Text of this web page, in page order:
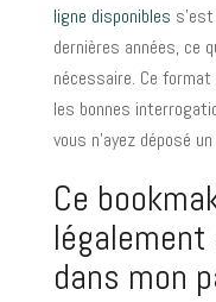
ligne disponibles
dernières années, ce
nécessaire. Ce
les bonnes
vous n’ayez déposé
Ce
dans mon